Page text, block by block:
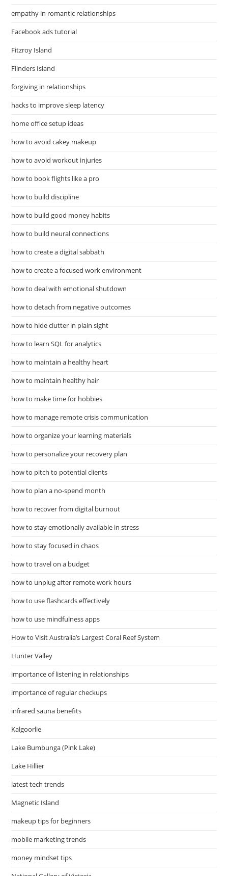
empathy in romantic relationships
Facebook ads tutorial
Fitzroy Island
Flinders Island
forgiving in relationships
hacks to improve sleep latency
home office setup ideas
how to avoid cakey makeup
how to avoid workout injuries
how to book flights like a pro
how to build discipline
how to build good money habits
how to build neural connections
how to create a digital sabbath
how to create a focused work environment
how to deal with emotional shutdown
how to detach from negative outcomes
how to hide clutter in plain sight
how to learn SQL for analytics
how to maintain a healthy heart
how to maintain healthy hair
how to make time for hobbies
how to manage remote crisis communication
how to organize your learning materials
how to personalize your recovery plan
how to pitch to potential clients
how to plan a no-spend month
how to recover from digital burnout
how to stay emotionally available in stress
how to stay focused in chaos
how to travel on a budget
how to unplug after remote work hours
how to use flashcards effectively
how to use mindfulness apps
How to Visit Australia’s Largest Coral Reef System
Hunter Valley
importance of listening in relationships
importance of regular checkups
infrared sauna benefits
Kalgoorlie
Lake Bumbunga (Pink Lake)
Lake Hillier
latest tech trends
Magnetic Island
makeup tips for beginners
mobile marketing trends
money mindset tips